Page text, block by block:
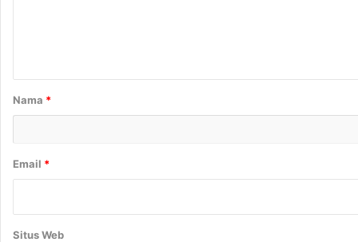
r
*
Nama *
Email *
Situs Web